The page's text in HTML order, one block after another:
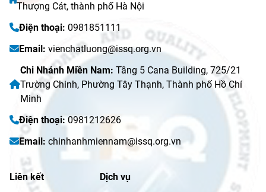
Thượng Cát, thành phố Hà Nội
Điện thoại: 0981851111
Email: vienchatluong@issq.org.vn
Chi Nhánh Miền Nam: Tầng 5 Cana Building, 725/21
Trường Chinh, Phường Tây Thạnh, Thành phố Hồ Chí
Minh
Điện thoại: 0981212626
Email: chinhanhmiennam@issq.org.vn
Liên kết
Dịch vụ